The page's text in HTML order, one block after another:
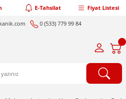
E-Tahsilat Fiyat Listesi
0 (533) 779 99 84